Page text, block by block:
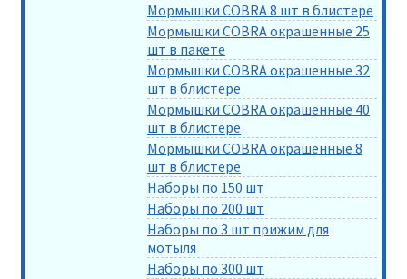
Мормышки COBRA 8 шт в блистере
Мормышки COBRA окрашенные 25
шт в пакете
Мормышки COBRA окрашенные 32
шт в блистере
Мормышки COBRA окрашенные 40
шт в блистере
Мормышки COBRA окрашенные 8
шт в блистере
Наборы по 150 шт
Наборы по 200 шт
Наборы по 3 шт прижим для
мотыля
Наборы по 300 шт